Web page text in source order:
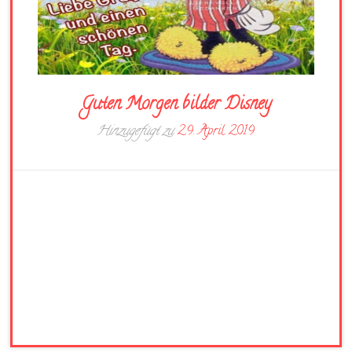
Guten Morgen bilder Disney
Hinzugefügt zu29. April 2019